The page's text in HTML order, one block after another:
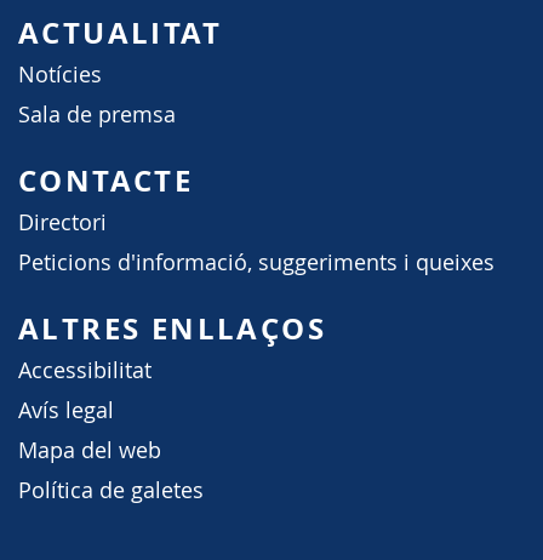
ACTUALITAT
Notícies
Sala de premsa
CONTACTE
Directori
Peticions d'informació, suggeriments i queixes
ALTRES ENLLAÇOS
Accessibilitat
Avís legal
Mapa del web
Política de galetes